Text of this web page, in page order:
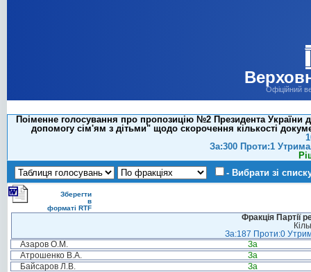
Офіційний
Поіменне голосування про пропозицію №2 Президента
допомогу сім'ям з дітьми" щодо скорочення кількості
За:300 Проти:1
- Вибрати зі
Зберегти
в
форматі RTF
Фракція Партії
За:187 Проти:0
Азаров О.М.
За
Атрошенко В.А.
За
Байсаров Л.В.
За